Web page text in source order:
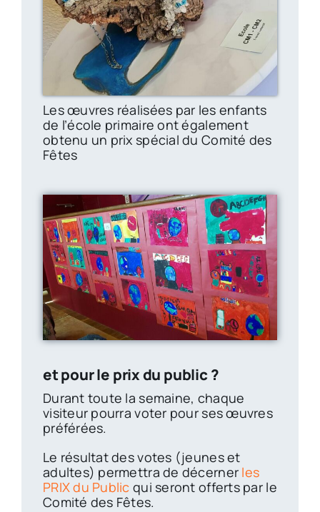
Les œuvres réalisées par les enfants
de l’école primaire ont également
obtenu un prix spécial du Comité des
Fêtes
et pour le prix du public ?
Durant toute la semaine, chaque
visiteur pourra voter pour ses œuvres
préférées.
Le résultat des votes (jeunes et
adultes) permettra de décerner les
PRIX du Public qui seront offerts par le
Comité des Fêtes.